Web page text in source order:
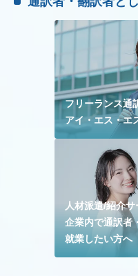
フリーランス通
アイ・エス・エ
人材派遣/紹介
企業内で通訳者
就業したい方へ